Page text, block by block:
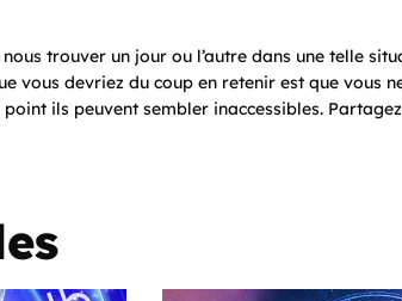
trouver un jour ou l’autre dans une telle
vous devriez du coup en retenir est que vous
ils peuvent sembler inaccessibles.